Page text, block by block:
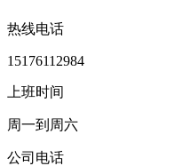
热线电话
15176112984
上班时间
周一到周六
公司电话